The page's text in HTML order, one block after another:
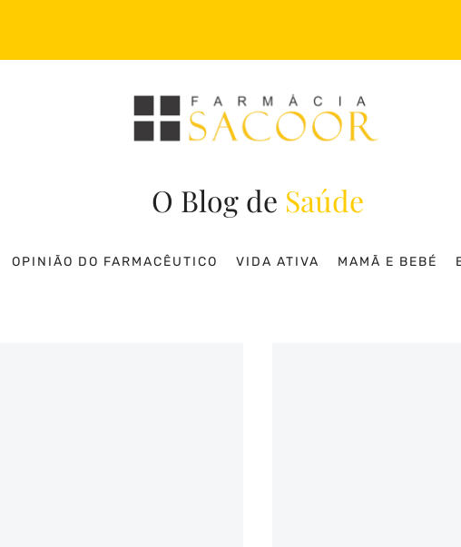
O Blog de Saúde
OPINIÃO DO FARMACÊUTICO VIDA ATIVA MAMÃ E BEBÉ
Search